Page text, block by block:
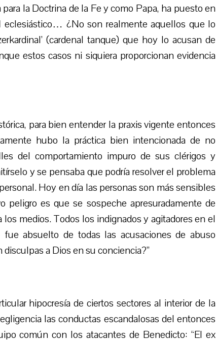
la Doctrina de la Fe y como Papa, ha puesto en
eclesiástico… ¿No son realmente aquellos que lo
(cardenal tanque) que hoy lo acusan de
estos casos ni siquiera proporcionan evidencia
para bien entender la praxis vigente entonces
hubo la práctica bien intencionada de no
del comportamiento impuro de sus clérigos y
írselo yse pensaba que podría resolver el problema
Hoy en día las personas son más sensibles
peligro es que se sospeche apresuradamente de
medios. Todos los indignados y agitadores en el
absuelto de todas las acusaciones de abuso
a Dios en su conciencia?”
hipocresía de ciertos sectores al interior de la
las conductas escandalosas del entonces
común con los atacantes de Benedicto: “El ex